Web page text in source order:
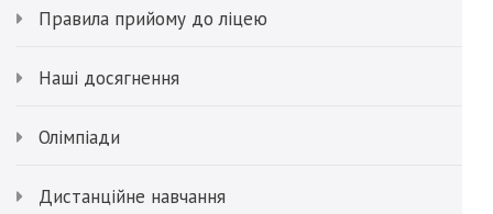
Правила прийому до ліцею
Наші досягнення
Олімпіади
Дистанційне навчання